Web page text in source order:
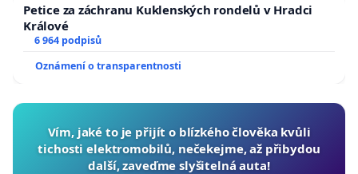
Petice za záchranu Kuklenských rondelů v Hradci
Králové
6 964 podpisů
Oznámení o transparentnosti
Vím, jaké to je přijít o blízkého člověka kvůli
tichosti elektromobilů, nečekejme, až přibydou
další, zaveďme slyšitelná auta!